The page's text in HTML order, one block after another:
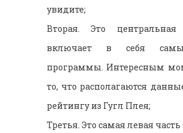
увидите;
Вторая. Это центральная
включает в себя
программы. Интересным
то, что располагаются
рейтингу из Гугл Плея;
Третья. Это самая левая